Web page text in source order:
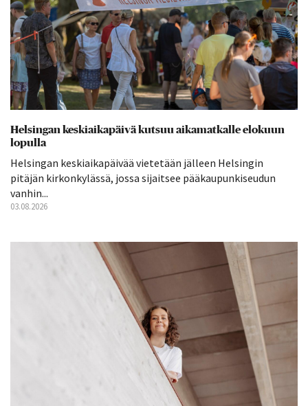
Helsingan keskiaikapäivä kutsuu aikamatkalle elokuun
lopulla
Helsingan keskiaikapäivää vietetään jälleen Helsingin
pitäjän kirkonkylässä, jossa sijaitsee pääkaupunkiseudun
vanhin...
03.08.2026